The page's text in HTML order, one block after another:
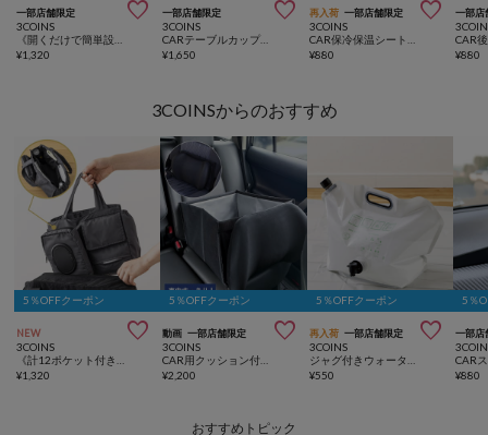
一部店舗限定 
3COINS
¥1,320
一部店舗限定 
3COINS
¥1,650
再入荷 一部店舗限定 
3COINS
¥880
一部店
¥880
3COINSからのおすすめ
5％OFFクーポン
NEW 
3COINS
¥1,320
5％OFFクーポン
動画 一部店舗限定 
3COINS
¥2,200
5％OFFクーポン
再入荷 一部店舗限定 
3COINS
¥550
5％
一部店
¥880
おすすめトピック